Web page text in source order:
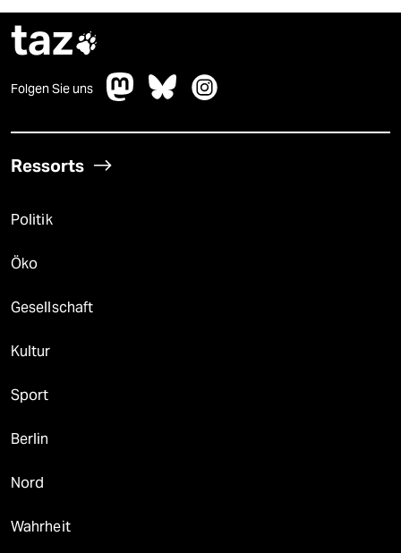
taz
Folgen Sie uns
Ressorts
Politik
Öko
Gesellschaft
Kultur
Sport
Berlin
Nord
Wahrheit